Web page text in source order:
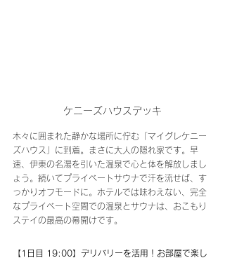
ケニーズハウスデッキ
木々に囲まれた静かな場所に佇む「マイグレケニー
ズハウス」に到着。まさに大人の隠れ家です。早
速、伊東の名湯を引いた温泉で心と体を解放しまし
ょう。続いてプライベートサウナで汗を流せば、す
っかりオフモードに。ホテルでは味わえない、完全
なプライベート空間での温泉とサウナは、おこもり
ステイの最高の幕開けです。
【1日目 19:00】デリバリーを活用！お部屋で楽し